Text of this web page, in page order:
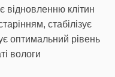
відновленню клітин
стабілізує
оптимальний рівень
вологи